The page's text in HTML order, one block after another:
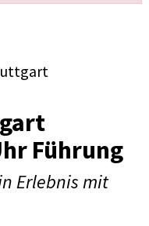
Führung
Erlebnis mit